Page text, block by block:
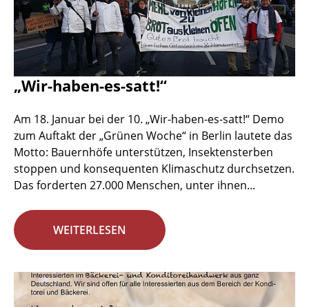
„Wir-haben-es-satt!“
Am 18. Januar bei der 10. „Wir-haben-es-satt!“ Demo
zum Auftakt der „Grünen Woche“ in Berlin lautete das
Motto: Bauernhöfe unterstützen, Insektensterben
stoppen und konsequenten Klimaschutz durchsetzen.
Das forderten 27.000 Menschen, unter ihnen...
WEITERLESEN